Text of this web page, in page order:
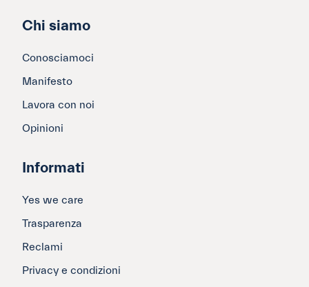
Chi siamo
Conosciamoci
Manifesto
Lavora con noi
Opinioni
Informati
Yes we care
Trasparenza
Reclami
Privacy e condizioni